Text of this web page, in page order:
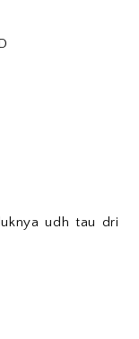
udh tau dri